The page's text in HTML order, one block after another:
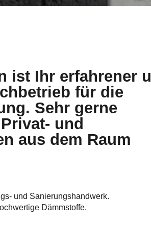
ist Ihr erfahrener
für die
Sehr gerne
und
aus dem Raum
und Sanierungshandwerk.
Dämmstoffe.